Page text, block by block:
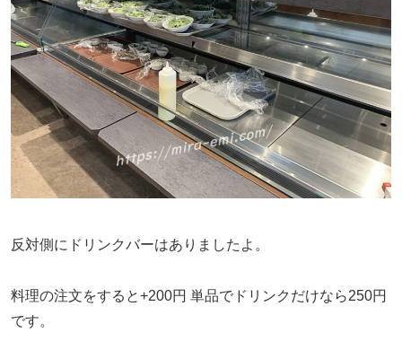
反対側にドリンクバーはありましたよ。
料理の注文をすると+200円 単品でドリンクだけなら250円
です。